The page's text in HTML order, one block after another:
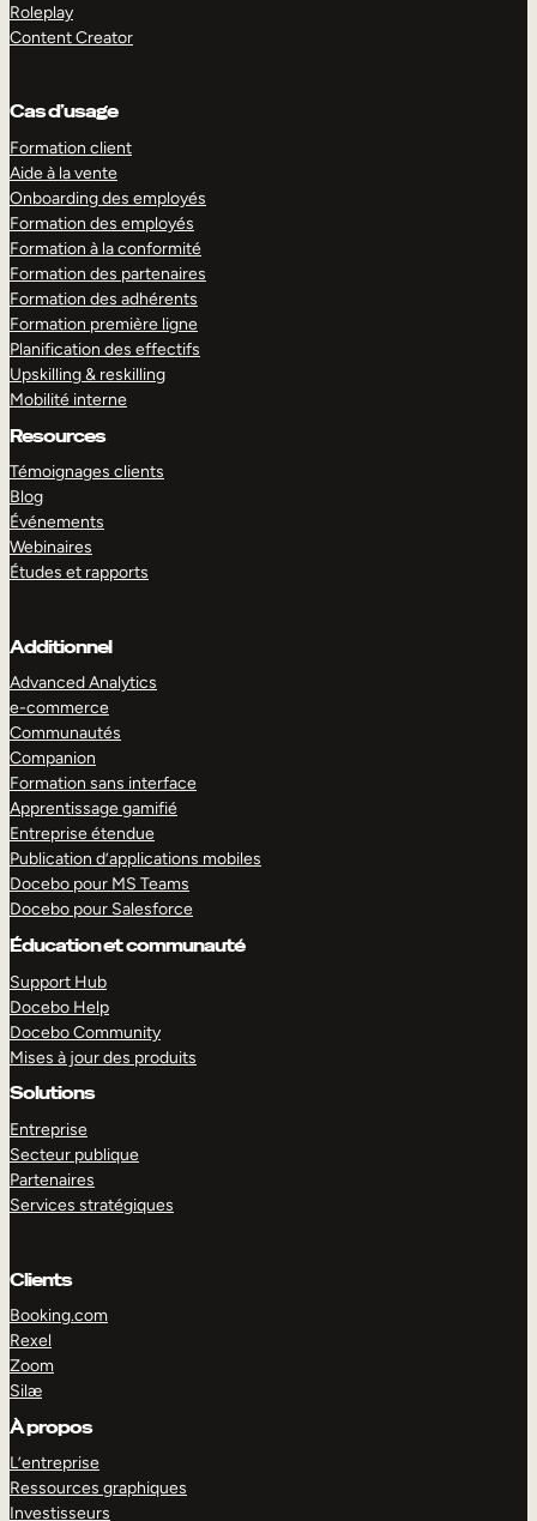
Roleplay
Content Creator
Cas d’usage
Formation client
Aide à la vente
Onboarding des employés
Formation des employés
Formation à la conformité
Formation des partenaires
Formation des adhérents
Formation première ligne
Planification des effectifs
Upskilling & reskilling
Mobilité interne
Resources
Témoignages clients
Blog
Événements
Webinaires
Études et rapports
Additionnel
Advanced Analytics
e-commerce
Communautés
Companion
Formation sans interface
Apprentissage gamifié
Entreprise étendue
Publication d’applications mobiles
Docebo pour MS Teams
Docebo pour Salesforce
Éducation et communauté
Support Hub
Docebo Help
Docebo Community
Mises à jour des produits
Solutions
Entreprise
Secteur publique
Partenaires
Services stratégiques
Clients
Booking.com
Rexel
Zoom
Silæ
À propos
L’entreprise
Ressources graphiques
Investisseurs